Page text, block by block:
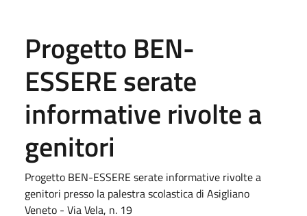
Progetto BEN-
ESSERE serate
informative rivolte a
genitori
Progetto BEN-ESSERE serate informative rivolte a
genitori presso la palestra scolastica di Asigliano
Veneto - Via Vela, n. 19